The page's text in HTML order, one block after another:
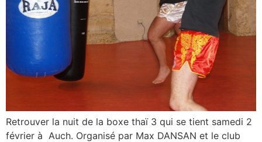
Retrouver la nuit de la boxe thaï 3 qui se tient samedi 2
février à Auch. Organisé par Max DANSAN et le club